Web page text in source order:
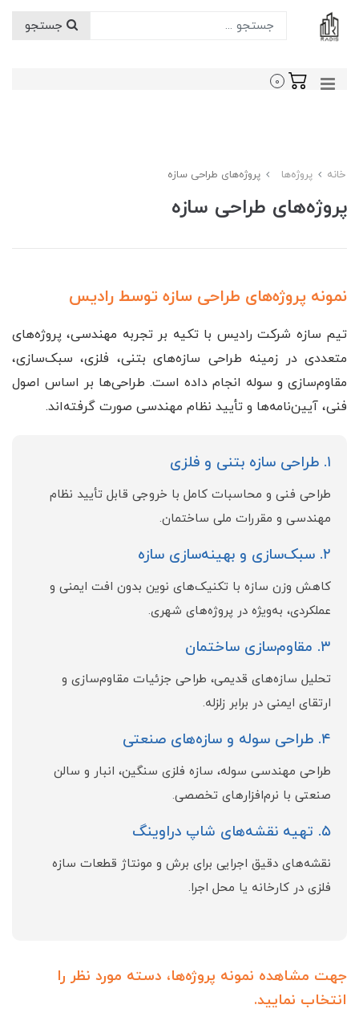
جستجو
0
خانه پروژه‌ها پروژه‌های طراحی سازه
پروژه‌های طراحی سازه
نمونه پروژه‌های طراحی سازه توسط رادیس
تیم سازه شرکت رادیس با تکیه بر تجربه مهندسی، پروژه‌های
متعددی در زمینه طراحی سازه‌های بتنی، فلزی، سبک‌سازی،
مقاوم‌سازی و سوله انجام داده است. طراحی‌ها بر اساس اصول
فنی، آیین‌نامه‌ها و تأیید نظام مهندسی صورت گرفته‌اند.
۱. طراحی سازه بتنی و فلزی
طراحی فنی و محاسبات کامل با خروجی قابل تأیید نظام
مهندسی و مقررات ملی ساختمان.
۲. سبک‌سازی و بهینه‌سازی سازه
کاهش وزن سازه با تکنیک‌های نوین بدون افت ایمنی و
عملکردی، به‌ویژه در پروژه‌های شهری.
۳. مقاوم‌سازی ساختمان
تحلیل سازه‌های قدیمی، طراحی جزئیات مقاوم‌سازی و
ارتقای ایمنی در برابر زلزله.
۴. طراحی سوله و سازه‌های صنعتی
طراحی مهندسی سوله، سازه فلزی سنگین، انبار و سالن
صنعتی با نرم‌افزارهای تخصصی.
۵. تهیه نقشه‌های شاپ دراوینگ
نقشه‌های دقیق اجرایی برای برش و مونتاژ قطعات سازه
فلزی در کارخانه یا محل اجرا.
جهت مشاهده نمونه پروژه‌ها، دسته مورد نظر را
انتخاب نمایید.